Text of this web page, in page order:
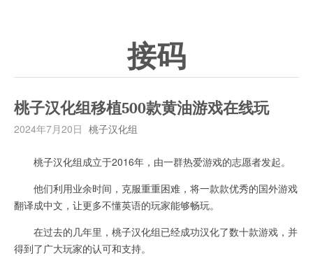
接码
桃子汉化组移植500款黄油游戏在线玩
2024年7月20日 桃子汉化组
桃子汉化组成立于2016年，由一群热爱游戏的志愿者发起。
他们利用业余时间，克服重重困难，将一款款优秀的国外游戏
翻译成中文，让更多不懂英语的玩家能够畅玩。
在过去的几年里，桃子汉化组已经成功汉化了数十款游戏，并
得到了广大玩家的认可和支持。